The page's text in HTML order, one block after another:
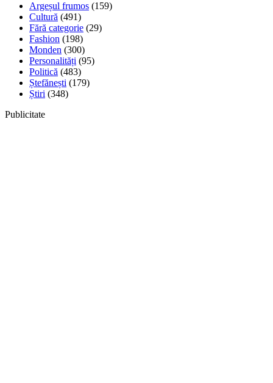
Argeșul frumos (159)
Cultură (491)
Fără categorie (29)
Fashion (198)
Monden (300)
Personalități (95)
Politică (483)
Ștefănești (179)
Știri (348)
Publicitate